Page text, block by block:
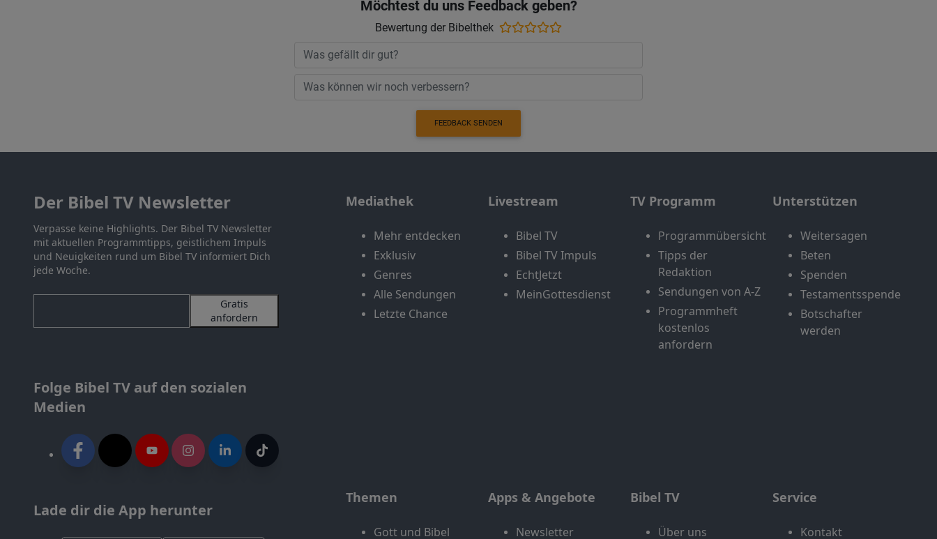
Möchtest du uns Feedback geben?
Bewertung der Bibelthek
FEEDBACK SENDEN
Der Bibel TV Newsletter
Verpasse keine Highlights. Der Bibel TV Newsletter
mit aktuellen Programmtipps, geistlichem Impuls
und Neuigkeiten rund um Bibel TV informiert Dich
jede Woche.
Gratis
anfordern
Folge Bibel TV auf den sozialen
Medien
Lade dir die App herunter
Mediathek
Mehr entdecken
Exklusiv
Genres
Alle Sendungen
Letzte Chance
Livestream
Bibel TV
Bibel TV Impuls
EchtJetzt
MeinGottesdienst
TV Programm
Programmübersicht
Tipps der
Redaktion
Sendungen von A-Z
Programmheft
kostenlos
anfordern
Unterstützen
Weitersagen
Beten
Spenden
Testamentsspende
Botschafter
werden
Themen
Gott und Bibel
Apps & Angebote
Newsletter
Bibel TV
Über uns
Service
Kontakt